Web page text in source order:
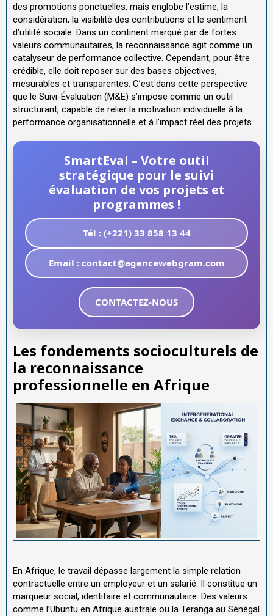
des promotions ponctuelles, mais englobe l’estime, la
considération, la visibilité des contributions et le sentiment
d’utilité sociale. Dans un continent marqué par de fortes
valeurs communautaires, la reconnaissance agit comme un
catalyseur de performance collective. Cependant, pour être
crédible, elle doit reposer sur des bases objectives,
mesurables et transparentes. C’est dans cette perspective
que le Suivi-Évaluation (M&E) s’impose comme un outil
structurant, capable de relier la motivation individuelle à la
performance organisationnelle et à l’impact réel des projets.
SmartEval – Votre outil
stratégique pour le suivi
évaluation de vos projets et
programmes !
Tél : (+221) 33 858 13 44
Email : contact@agencewebgram.com
CONTACTEZ-NOUS
Les fondements socioculturels de
la reconnaissance
professionnelle en Afrique
En Afrique, le travail dépasse largement la simple relation
contractuelle entre un employeur et un salarié. Il constitue un
marqueur social, identitaire et communautaire. Des valeurs
comme l’Ubuntu en Afrique australe ou la Teranga au Sénégal